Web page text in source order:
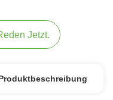
Jetzt.